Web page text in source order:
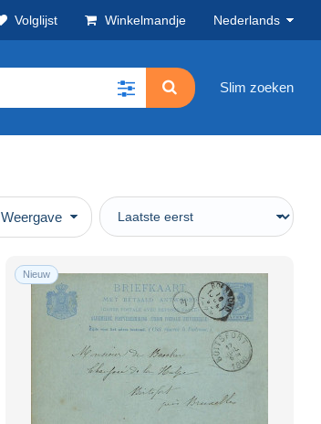
Volglijst Winkelmandje Nederlands
Slim zoeken
Weergave
Nieuw